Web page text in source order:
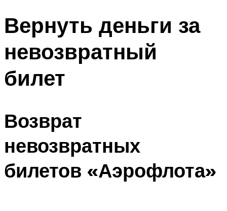
Вернуть деньги за
невозвратный
билет
Возврат
невозвратных
билетов «Аэрофлота»